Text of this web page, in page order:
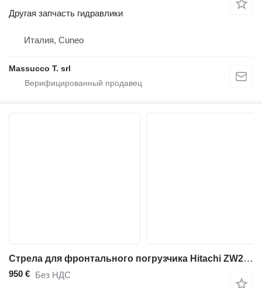
Другая запчасть гидравлики
Италия, Cuneo
Massucco T. srl
Стрела для фронтального погрузчика Hitachi ZW250-6
950 € Без НДС